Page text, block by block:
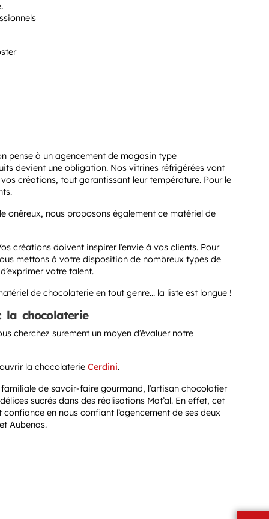
pense à un agencement de magasin type
devient une obligation. Nos vitrines réfrigérées vont
créations, tout garantissant leur température. Pour le
onéreux, nous proposons également ce matériel de
créations doivent inspirer l’envie à vos clients. Pour
mettons à votre disposition de nombreux types de
votre talent.
de chocolaterie en tout genre… la liste est longue !
la chocolaterie
cherchez surement un moyen d’évaluer notre
la chocolaterie Cerdini.
de savoir-faire gourmand, l’artisan chocolatier
sucrés dans des réalisations Mat’al. En effet, cet
en nous confiant l’agencement de ses deux
Aubenas.